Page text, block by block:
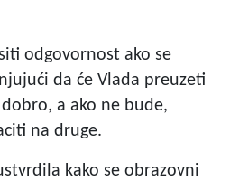
odgovornost ako se
da će Vlada preuzeti
a ako ne bude,
na druge.
kako se obrazovni